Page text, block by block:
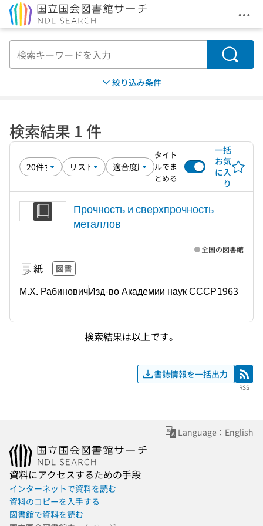
メ
検索
絞り込み条件
検索結果 1 件
タイト
ルでま
とめる
一括
お気
に入
り
Прочность и сверхпрочность
металлов
紙 図書
М.Х. РабиновичИзд-во Академии наук СССР1963
全国の図書館
検索結果は以上です。
書誌情報を一括出力 RSS
RSS
Language：English
資料にアクセスするための手段
インターネットで資料を読む
資料のコピーを入手する
図書館で資料を読む